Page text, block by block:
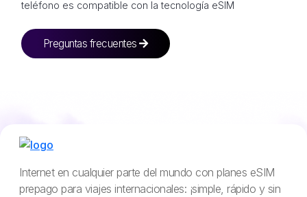
teléfono es compatible con la tecnología eSIM
Preguntas frecuentes
Internet en cualquier parte del mundo con planes eSIM
prepago para viajes internacionales: ¡simple, rápido y sin